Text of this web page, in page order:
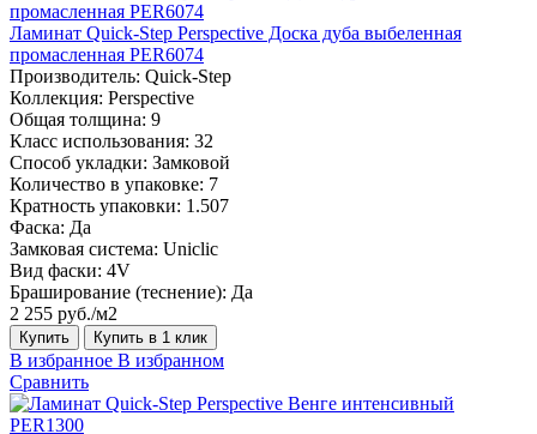
Ламинат Quick-Step Perspective Доска дуба выбеленная
промасленная PER6074
Производитель: Quick-Step
Коллекция: Perspective
Общая толщина: 9
Класс использования: 32
Способ укладки: Замковой
Количество в упаковке: 7
Кратность упаковки: 1.507
Фаска: Да
Замковая система: Uniclic
Вид фаски: 4V
Браширование (теснение): Да
2 255 руб./м2
Купить Купить в 1 клик
В избранное В избранном
Сравнить